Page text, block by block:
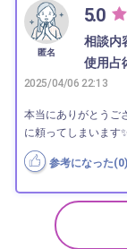
匿名
5.0
相談内
使用占
2025/04/06 22:13
本当にありがとうご
に頼ってしまいます
参考になった(0)